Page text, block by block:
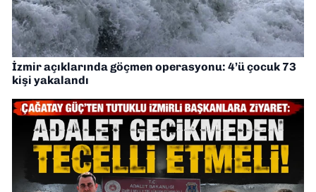
İzmir açıklarında göçmen operasyonu: 4’ü çocuk 73
kişi yakalandı